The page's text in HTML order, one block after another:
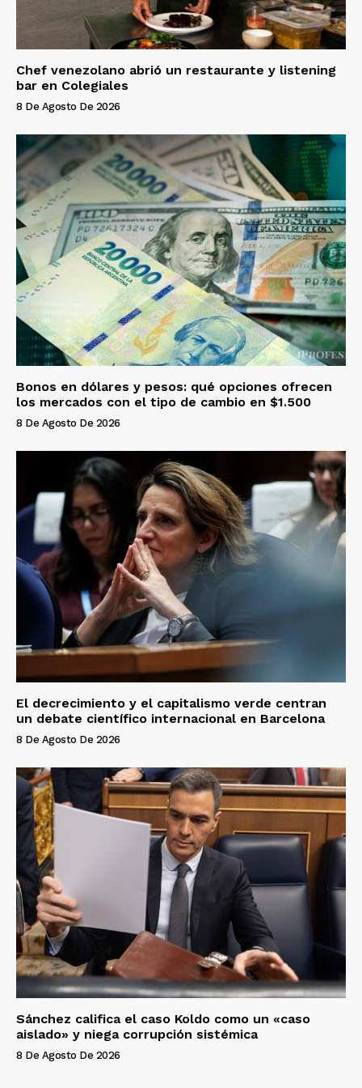
Chef venezolano abrió un restaurante y listening
bar en Colegiales
8 De Agosto De 2026
Bonos en dólares y pesos: qué opciones ofrecen
los mercados con el tipo de cambio en $1.500
8 De Agosto De 2026
El decrecimiento y el capitalismo verde centran
un debate científico internacional en Barcelona
8 De Agosto De 2026
Sánchez califica el caso Koldo como un «caso
aislado» y niega corrupción sistémica
8 De Agosto De 2026